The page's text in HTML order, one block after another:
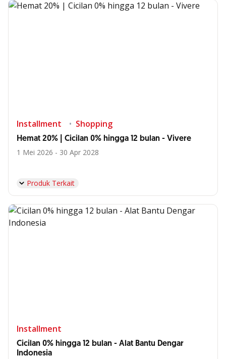
Installment Shopping
Hemat 20% | Cicilan 0% hingga 12 bulan - Vivere
1 Mei 2026 - 30 Apr 2028
Produk Terkait
Installment
Cicilan 0% hingga 12 bulan - Alat Bantu Dengar
Indonesia